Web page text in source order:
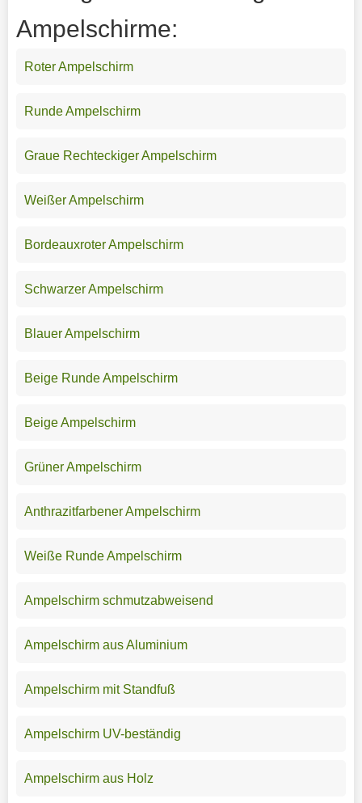
Ampelschirme:
Roter Ampelschirm
Runde Ampelschirm
Graue Rechteckiger Ampelschirm
Weißer Ampelschirm
Bordeauxroter Ampelschirm
Schwarzer Ampelschirm
Blauer Ampelschirm
Beige Runde Ampelschirm
Beige Ampelschirm
Grüner Ampelschirm
Anthrazitfarbener Ampelschirm
Weiße Runde Ampelschirm
Ampelschirm schmutzabweisend
Ampelschirm aus Aluminium
Ampelschirm mit Standfuß
Ampelschirm UV-beständig
Ampelschirm aus Holz